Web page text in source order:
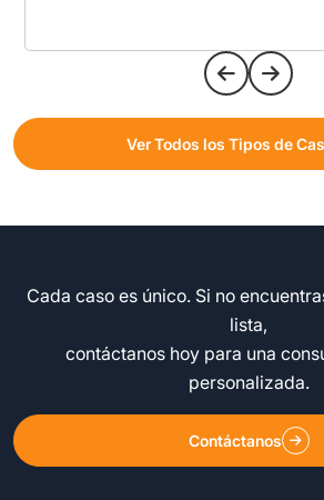
Ver Todos los Tipos de
Cada caso es único. Si no
lista,
contáctanos hoy para una
personalizada.
Contáctanos